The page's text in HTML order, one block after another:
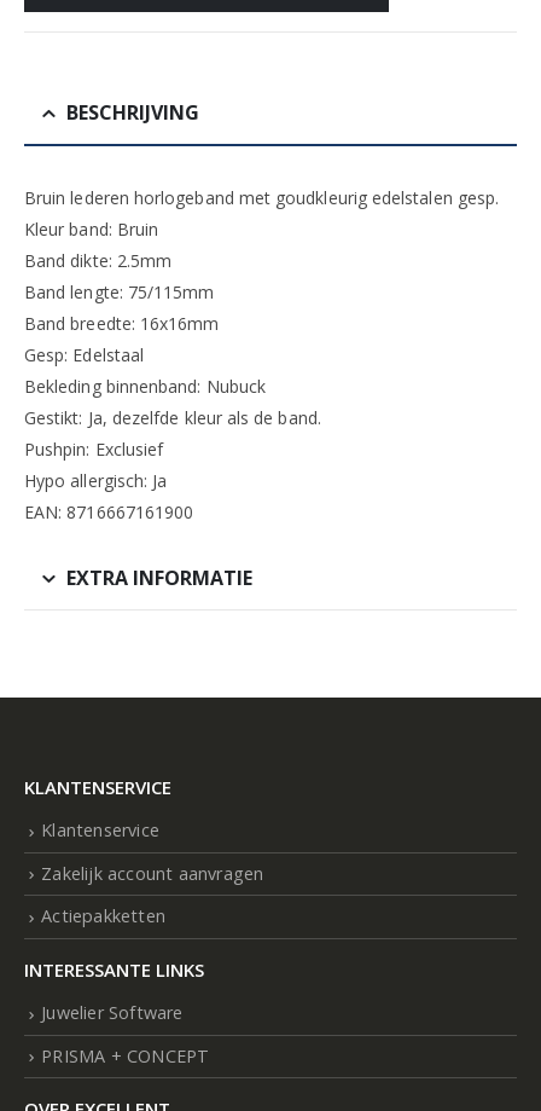
BESCHRIJVING
Bruin lederen horlogeband met goudkleurig edelstalen gesp.
Kleur band: Bruin
Band dikte: 2.5mm
Band lengte: 75/115mm
Band breedte: 16x16mm
Gesp: Edelstaal
Bekleding binnenband: Nubuck
Gestikt: Ja, dezelfde kleur als de band.
Pushpin: Exclusief
Hypo allergisch: Ja
EAN: 8716667161900
EXTRA INFORMATIE
KLANTENSERVICE
Klantenservice
Zakelijk account aanvragen
Actiepakketten
INTERESSANTE LINKS
Juwelier Software
PRISMA + CONCEPT